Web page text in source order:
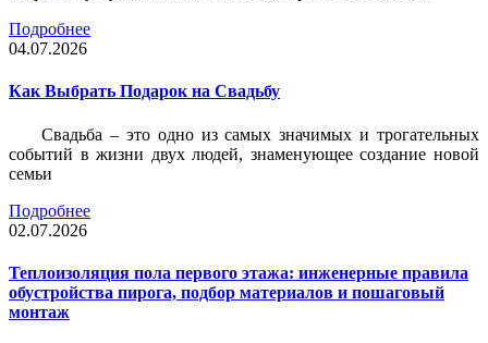
Подробнее
04.07.2026
Как Выбрать Подарок на Свадьбу
Свадьба – это одно из самых значимых и трогательных
событий в жизни двух людей, знаменующее создание новой
семьи
Подробнее
02.07.2026
Теплоизоляция пола первого этажа: инженерные правила
обустройства пирога, подбор материалов и пошаговый
монтаж